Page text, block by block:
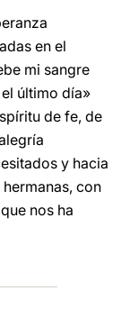
en el
mi sangre
último día»
de fe, de
y hacia
con
nos ha